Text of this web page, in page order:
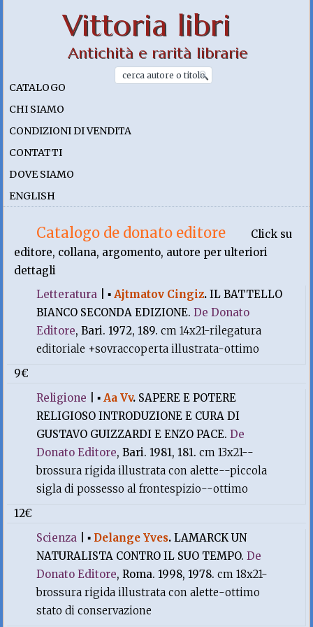
Vittoria libri
Antichità e rarità librarie
CATALOGO
CHI SIAMO
CONDIZIONI DI VENDITA
CONTATTI
DOVE SIAMO
ENGLISH
Catalogo de donato editore
Click su
editore, collana, argomento, autore per ulteriori
dettagli
Letteratura |▪Ajtmatov Cingiz.IL BATTELLO
BIANCO SECONDA EDIZIONE.De Donato
Editore, Bari. 1972, 189.cm 14x21-rilegatura
editoriale +sovraccoperta illustrata-ottimo
9€
Religione |▪Aa Vv. SAPERE E POTERE
RELIGIOSO INTRODUZIONE E CURA DI
GUSTAVO GUIZZARDI E ENZO PACE.De
Donato Editore, Bari. 1981, 181.cm 13x21--
brossura rigida illustrata con alette--piccola
sigla di possesso al frontespizio--ottimo
12€
Scienza |▪ Delange Yves.LAMARCK UN
NATURALISTA CONTRO IL SUO TEMPO.De
Donato Editore, Roma. 1998, 1978.cm 18x21-
brossura rigida illustrata con alette-ottimo
stato di conservazione